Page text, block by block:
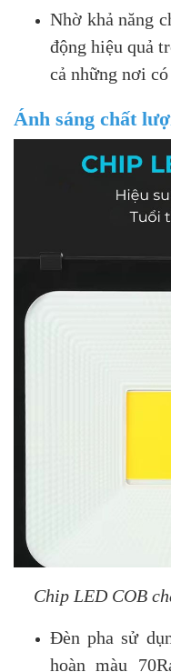
Nhờ khả năng
động hiệu quả
cả những nơi
Ánh sáng chất
Chip LED COB
Đèn pha sử
hoàn màu